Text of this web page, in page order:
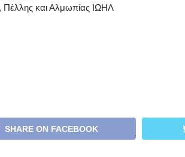
και Αλμωπίας ΙΩΗΛ
SHARE ON FACEBOOK